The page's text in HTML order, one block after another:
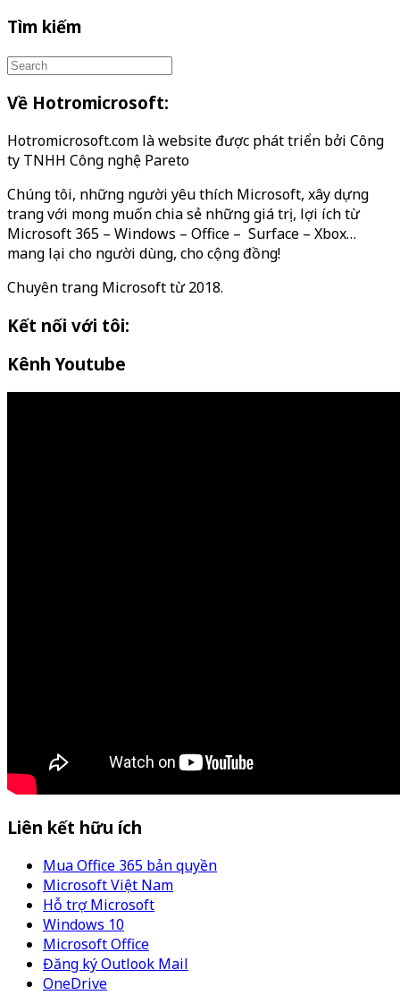
Tìm kiếm
Về Hotromicrosoft:
Hotromicrosoft.com là website được phát triển bởi Công
ty TNHH Công nghệ Pareto
Chúng tôi, những người yêu thích Microsoft, xây dựng
trang với mong muốn chia sẻ những giá trị, lợi ích từ
Microsoft 365 – Windows – Office – Surface – Xbox…
mang lại cho người dùng, cho cộng đồng!
Chuyên trang Microsoft từ 2018.
Kết nối với tôi:
Kênh Youtube
Liên kết hữu ích
Mua Office 365 bản quyền
Microsoft Việt Nam
Hỗ trợ Microsoft
Windows 10
Microsoft Office
Đăng ký Outlook Mail
OneDrive